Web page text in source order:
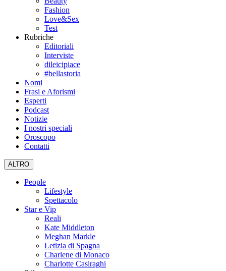
Fashion
Love&Sex
Test
Rubriche
Editoriali
Interviste
dileicipiace
#bellastoria
Nomi
Frasi e Aforismi
Esperti
Podcast
Notizie
I nostri speciali
Oroscopo
Contatti
ALTRO
People
Lifestyle
Spettacolo
Star e Vip
Reali
Kate Middleton
Meghan Markle
Letizia di Spagna
Charlene di Monaco
Charlotte Casiraghi